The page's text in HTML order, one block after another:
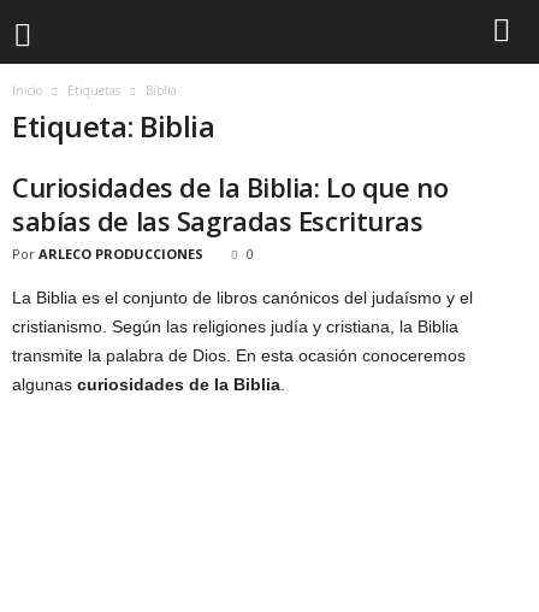
Inicio Etiquetas Biblia
Etiqueta: Biblia
Curiosidades de la Biblia: Lo que no
sabías de las Sagradas Escrituras
Por ARLECO PRODUCCIONES 0
La Biblia es el conjunto de libros canónicos del judaísmo y el
cristianismo. Según las religiones judía y cristiana, la Biblia
transmite la palabra de Dios. En esta ocasión conoceremos
algunas curiosidades de la Biblia